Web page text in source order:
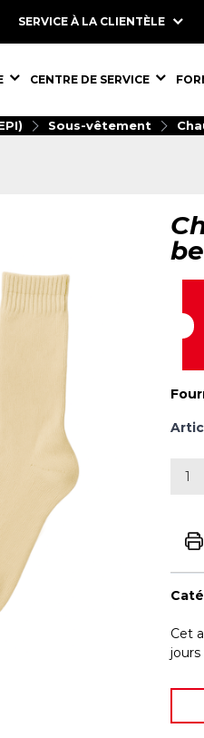
SERVICE À LA CLIENTÈLE
ÉQUIPEMENTS,
CENTRE DE SERVICE
Sous-vêtement
Cet